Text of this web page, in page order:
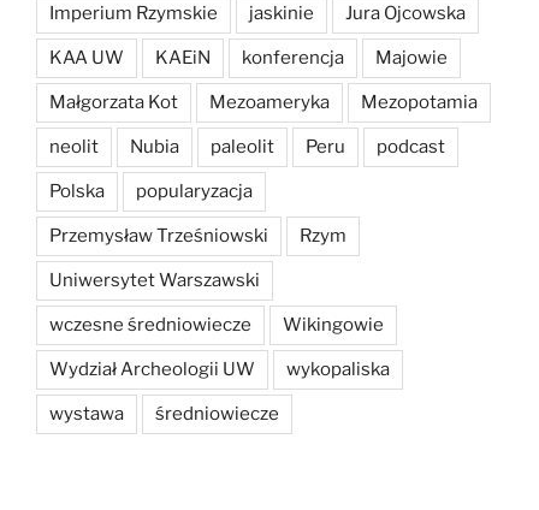
Imperium Rzymskie jaskinie Jura Ojcowska
KAA UW KAEiN konferencja Majowie
Małgorzata Kot Mezoameryka Mezopotamia
neolit Nubia paleolit Peru podcast
Polska popularyzacja
Przemysław Trześniowski Rzym
Uniwersytet Warszawski
wczesne średniowiecze Wikingowie
Wydział Archeologii UW wykopaliska
wystawa średniowiecze